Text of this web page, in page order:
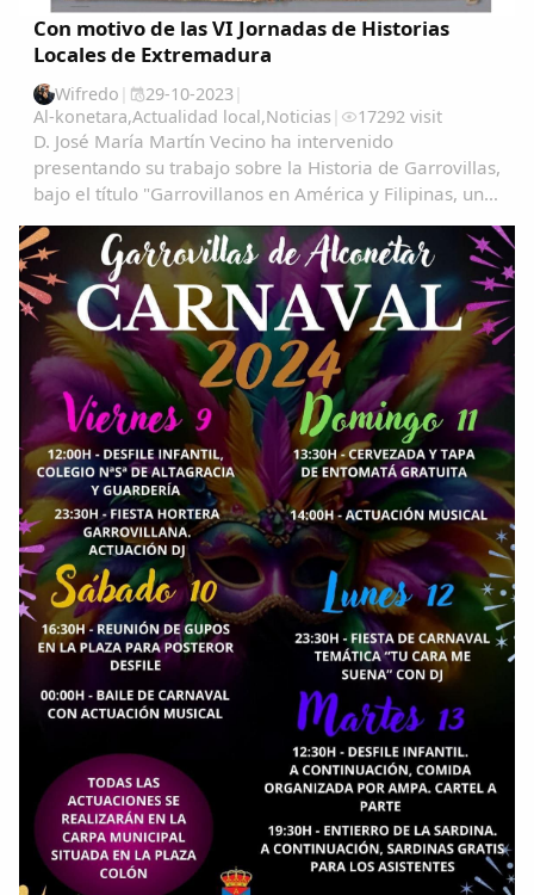
Con motivo de las VI Jornadas de Historias
Locales de Extremadura
Wifredo | 29-10-2023|
Al-konetara,Actualidad local,Noticias | 17292 visit
D. José María Martín Vecino ha intervenido
presentando su trabajo sobre la Historia de Garrovillas,
bajo el título "Garrovillanos en América y Filipinas, una
aproximación cartográfica" Garrovillanos-en-
AmeÃ&#140;&#129;rica-y-Filipinas-una...